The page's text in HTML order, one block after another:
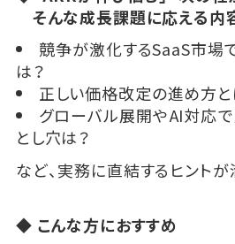
そんな成長課題に応える内
競争が激化するSaaS市場
は？
正しい価格改定の進め方と
グローバル展開やAI対応
とし穴は？
など、実務に直結するヒントが
◆ こんな方におすすめ